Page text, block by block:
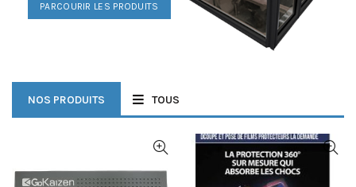
PARCOURIR LES PRODUITS
NOS PRODUITS TOUS